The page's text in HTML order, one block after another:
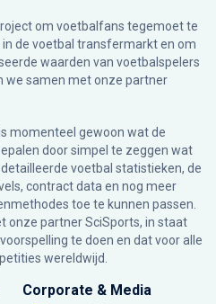
om voetbalfans tegemoet te
de voetbal transfermarkt en om
waarden van voetbalspelers
we samen met onze partner
momenteel gewoon wat de
door simpel te zeggen wat
voetbal statistieken, de
contract data en nog meer
toe te kunnen passen.
onze partner SciSports, in staat
te doen en dat voor alle
wereldwijd.
Corporate & Media